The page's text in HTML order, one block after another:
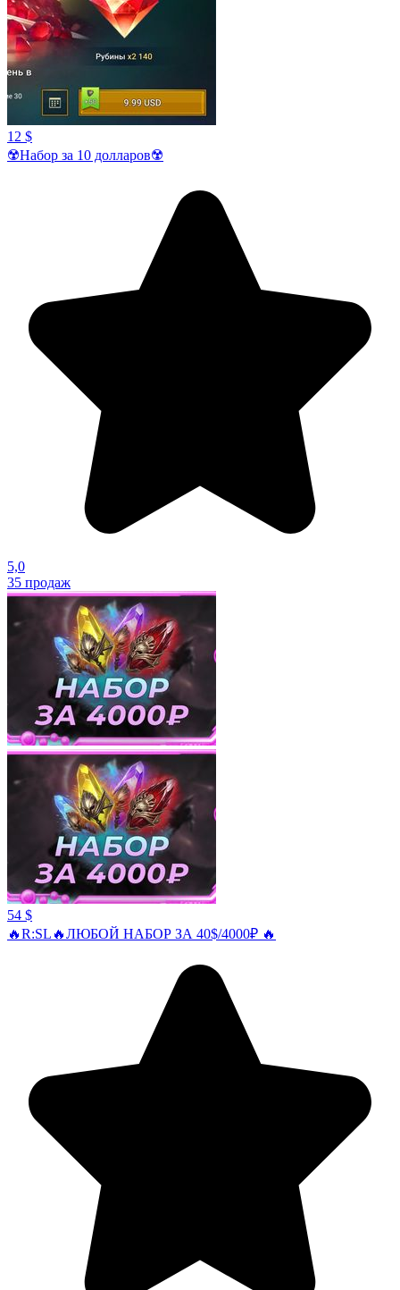
12 $
☢️Набор за 10 долларов☢️
5,0
35 продаж
54 $
🔥R:SL🔥ЛЮБОЙ НАБОР ЗА 40$/4000₽ 🔥